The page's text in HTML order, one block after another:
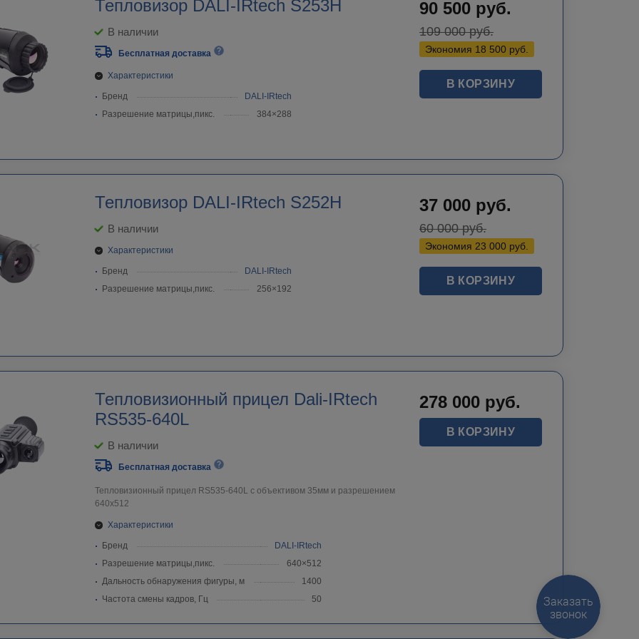
Тепловизор DALI-IRtech S253H
В наличии
Бесплатная доставка
Характеристики
Бренд
DALI-IRtech
Разрешение матрицы,пикс.
384×288
90 500 руб.
109 000руб.
Экономия 18 500 руб.
В КОРЗИНУ
Тепловизор DALI-IRtech S252H
В наличии
Характеристики
Бренд
DALI-IRtech
Разрешение матрицы,пикс.
256×192
37 000 руб.
60 000руб.
Экономия 23 000 руб.
В КОРЗИНУ
Тепловизионный прицел Dali-IRtech
RS535-640L
В наличии
Бесплатная доставка
Тепловизионный прицел RS535-640L c объективом 35мм и разрешением
640х512
Характеристики
Бренд
DALI-IRtech
Разрешение матрицы,пикс.
640×512
Дальность обнаружения фигуры, м
1400
Частота смены кадров, Гц
50
278 000 руб.
В КОРЗИНУ
Заказать
звонок